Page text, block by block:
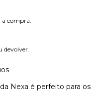
a compra.
devolver.
Nexa é perfeito para os